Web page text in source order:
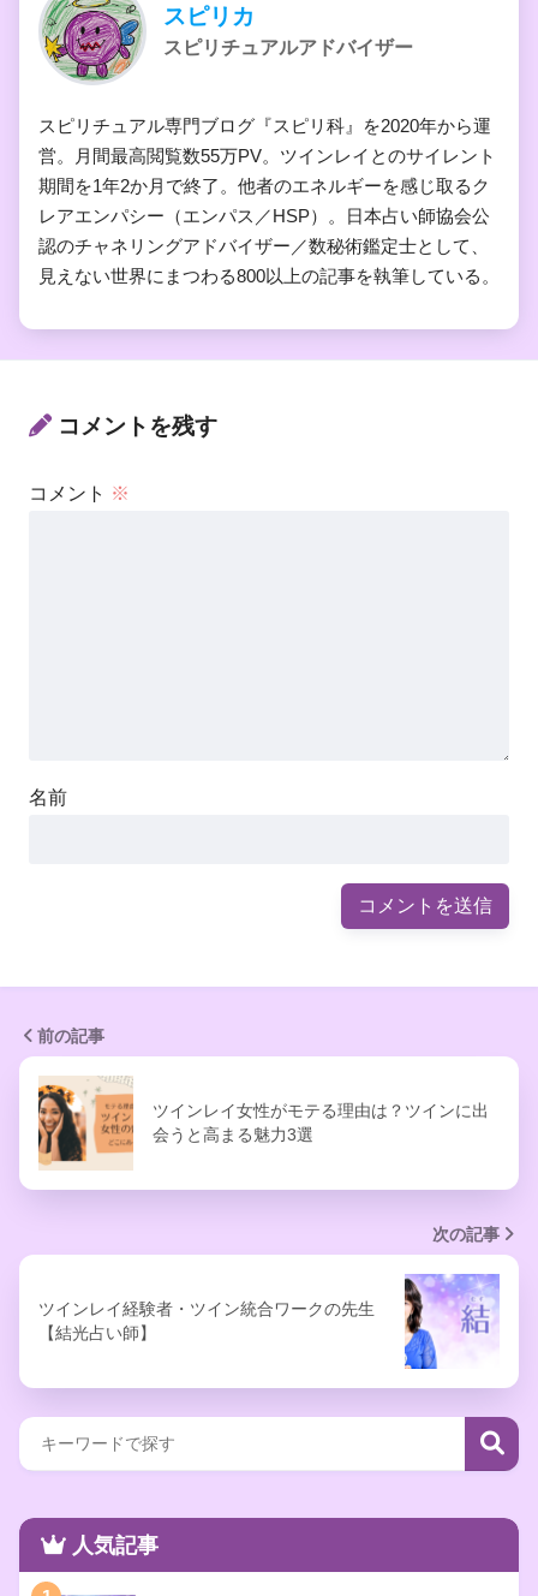
スピリカ
スピリチュアルアドバイザー
スピリチュアル専門ブログ『スピリ科』を2020年から運
営。月間最高閲覧数55万PV。ツインレイとのサイレント
期間を1年2か月で終了。他者のエネルギーを感じ取るク
レアエンパシー（エンパス／HSP）。日本占い師協会公
認のチャネリングアドバイザー／数秘術鑑定士として、
見えない世界にまつわる800以上の記事を執筆している。
コメントを残す
コメント ※
名前
前の記事
ツインレイ女性がモテる理由は？ツインに出
会うと高まる魅力3選
次の記事
ツインレイ経験者・ツイン統合ワークの先生
【結光占い師】
人気記事